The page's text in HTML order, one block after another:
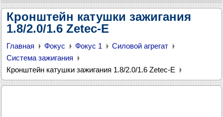
Кронштейн катушки зажигания
1.8/2.0/1.6 Zetec-E
Главная Фокус Фокус 1
Силовой агрегат
Система зажигания
Кронштейн катушки зажигания 1.8/2.0/1.6 Zetec-E